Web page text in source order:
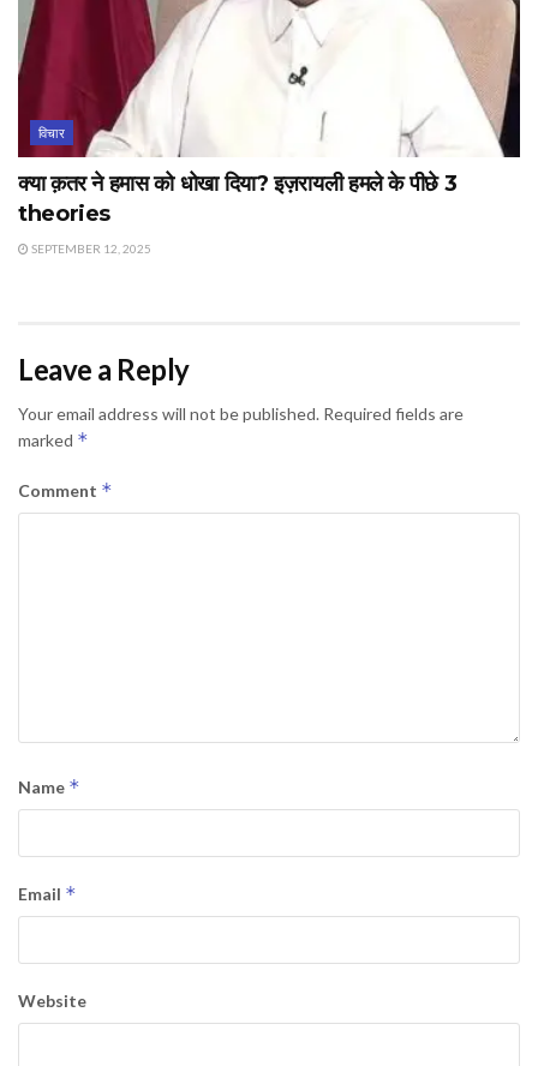
विचार
क्या क़तर ने हमास को धोखा दिया? इज़रायली हमले के पीछे 3
theories
SEPTEMBER 12, 2025
Leave a Reply
Your email address will not be published. Required fields are
marked *
Comment *
Name *
Email *
Website